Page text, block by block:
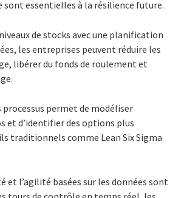
essentielles à la résilience future.
de stocks avec une planification
les entreprises peuvent réduire les
libérer du fonds de roulement et
processus permet de modéliser
et d’identifier des options plus
traditionnels comme Lean Six Sigma
et l’agilité basées sur les données sont